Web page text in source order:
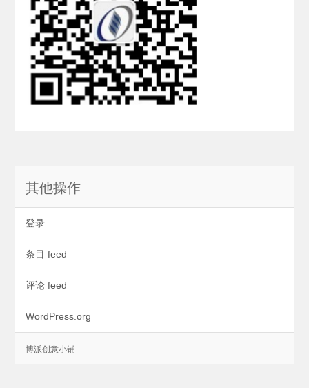
其他操作
登录
条目 feed
评论 feed
WordPress.org